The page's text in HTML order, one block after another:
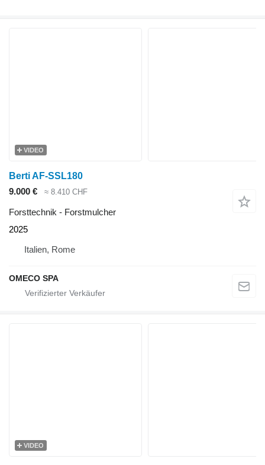
VIDEO
Berti AF-SSL180
9.000 €
≈ 8.410 CHF
Forsttechnik - Forstmulcher
2025
Italien, Rome
OMECO SPA
VIDEO